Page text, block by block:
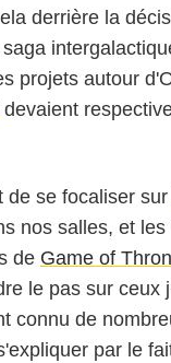
derrière la
projets autour d'
devaient
de se focaliser sur
nos salles, et
de Game of
le pas sur ceux
connu de
par le